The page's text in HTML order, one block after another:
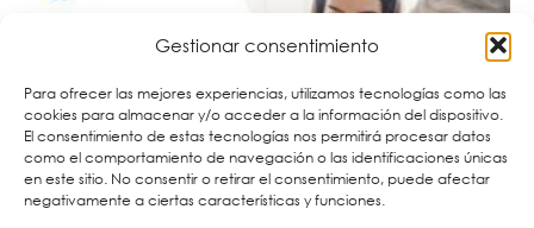
Gestionar consentimiento
Para ofrecer las mejores experiencias, utilizamos tecnologías como las
cookies para almacenar y/o acceder a la información del dispositivo.
El consentimiento de estas tecnologías nos permitirá procesar datos
como el comportamiento de navegación o las identificaciones únicas
en este sitio. No consentir o retirar el consentimiento, puede afectar
negativamente a ciertas características y funciones.